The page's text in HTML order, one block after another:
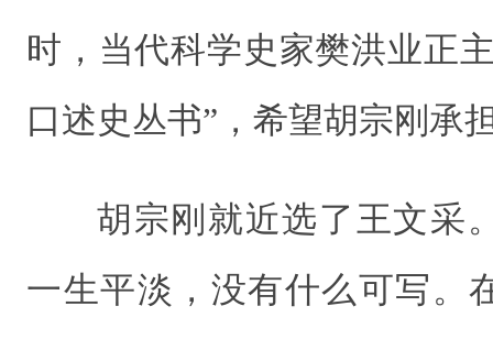
时，当代科学史家樊洪业正
口述史丛书”，希望胡宗刚承
胡宗刚就近选了王文采
一生平淡，没有什么可写。